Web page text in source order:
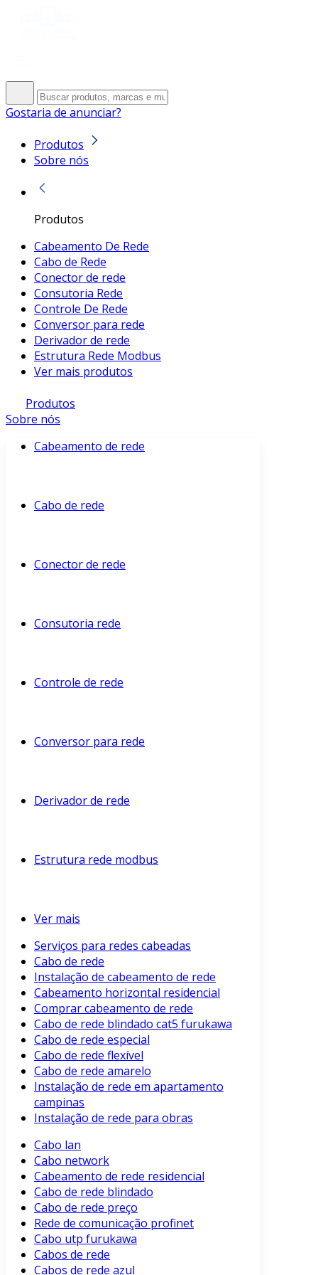
Gostaria de anunciar?
Produtos
Sobre nós
Produtos
Cabeamento De Rede
Cabo de Rede
Conector de rede
Consutoria Rede
Controle De Rede
Conversor para rede
Derivador de rede
Estrutura Rede Modbus
Ver mais produtos
Produtos
Sobre nós
Cabeamento de rede
Cabo de rede
Conector de rede
Consutoria rede
Controle de rede
Conversor para rede
Derivador de rede
Estrutura rede modbus
Ver mais
Serviços para redes cabeadas
Cabo de rede
Instalação de cabeamento de rede
Cabeamento horizontal residencial
Comprar cabeamento de rede
Cabo de rede blindado cat5 furukawa
Cabo de rede especial
Cabo de rede flexível
Cabo de rede amarelo
Instalação de rede em apartamento
campinas
Instalação de rede para obras
Cabo lan
Cabo network
Cabeamento de rede residencial
Cabo de rede blindado
Cabo de rede preço
Rede de comunicação profinet
Cabo utp furukawa
Cabos de rede
Cabos de rede azul